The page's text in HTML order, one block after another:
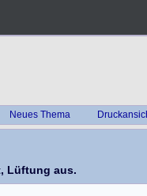
Neues Thema
Lüftung aus.